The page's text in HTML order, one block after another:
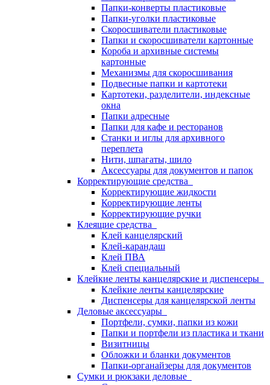
Папки-конверты пластиковые
Папки-уголки пластиковые
Скоросшиватели пластиковые
Папки и скоросшиватели картонные
Короба и архивные системы
картонные
Механизмы для скоросшивания
Подвесные папки и картотеки
Картотеки, разделители, индексные
окна
Папки адресные
Папки для кафе и ресторанов
Станки и иглы для архивного
переплета
Нити, шпагаты, шило
Аксессуары для документов и папок
Корректирующие средства
Корректирующие жидкости
Корректирующие ленты
Корректирующие ручки
Клеящие средства
Клей канцелярский
Клей-карандаш
Клей ПВА
Клей специальный
Клейкие ленты канцелярские и диспенсеры
Клейкие ленты канцелярские
Диспенсеры для канцелярской ленты
Деловые аксессуары
Портфели, сумки, папки из кожи
Папки и портфели из пластика и ткани
Визитницы
Обложки и бланки документов
Папки-органайзеры для документов
Сумки и рюкзаки деловые